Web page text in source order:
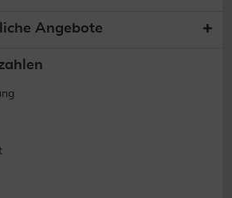
Angebote